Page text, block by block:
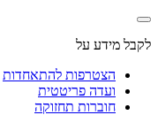
לקבל מידע על
הצטרפות להתאחדות
ועדה פריטטית
חוברות תחזוקה